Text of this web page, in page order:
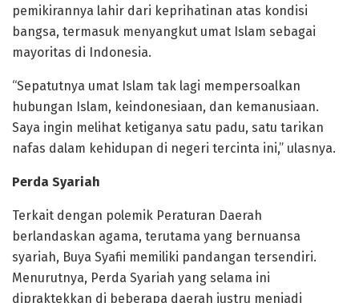
pemikirannya lahir dari keprihatinan atas kondisi
bangsa, termasuk menyangkut umat Islam sebagai
mayoritas di Indonesia.
“Sepatutnya umat Islam tak lagi mempersoalkan
hubungan Islam, keindonesiaan, dan kemanusiaan.
Saya ingin melihat ketiganya satu padu, satu tarikan
nafas dalam kehidupan di negeri tercinta ini,” ulasnya.
Perda Syariah
Terkait dengan polemik Peraturan Daerah
berlandaskan agama, terutama yang bernuansa
syariah, Buya Syafii memiliki pandangan tersendiri.
Menurutnya, Perda Syariah yang selama ini
dipraktekkan di beberapa daerah justru menjadi